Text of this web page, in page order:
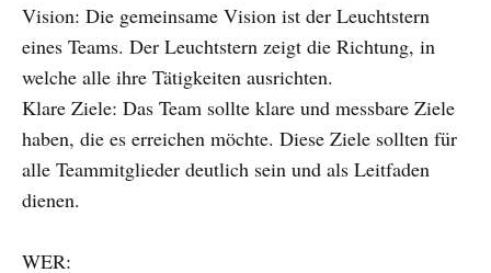
Vision: Die gemeinsame Vision ist der Leuchtstern
eines Teams. Der Leuchtstern zeigt die Richtung, in
welche alle ihre Tätigkeiten ausrichten.
Klare Ziele: Das Team sollte klare und messbare Ziele
haben, die es erreichen möchte. Diese Ziele sollten für
alle Teammitglieder deutlich sein und als Leitfaden
dienen.
WER: